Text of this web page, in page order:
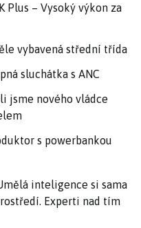
Plus – Vysoký výkon za
vybavená střední třída
sluchátka s ANC
jsme nového vládce
s powerbankou
inteligence si sama
Experti nad tím